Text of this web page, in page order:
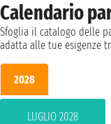
Calendario
Sfoglia il catalogo delle
adatta alle tue esigenze
2028
LUGLIO 2028